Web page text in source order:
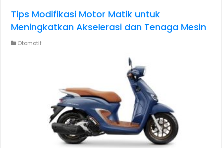
Tips Modifikasi Motor Matik untuk
Meningkatkan Akselerasi dan Tenaga Mesin
Otomotif